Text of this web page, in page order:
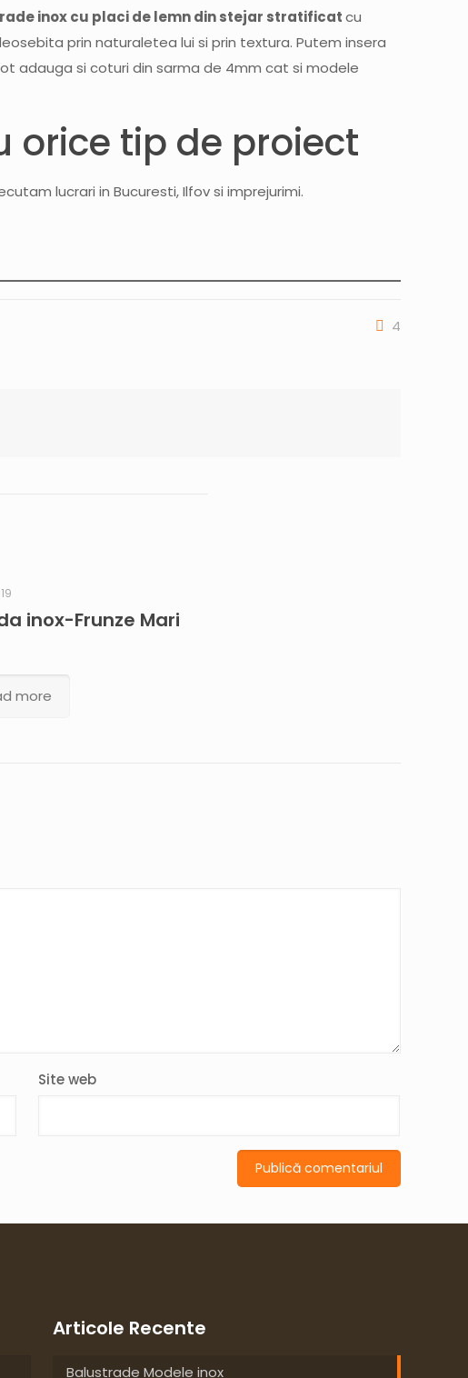
inox cu placi de lemn din stejar stratificatcu
prin naturaletea lui si prin textura. Putem insera
adauga si coturi din sarma de 4mm cat si modele
orice tip de proiect
lucrari in Bucuresti, Ilfov si imprejurimi.
4
inox-Frunze Mari
more
Site web
Articole Recente
Balustrade Modele inox